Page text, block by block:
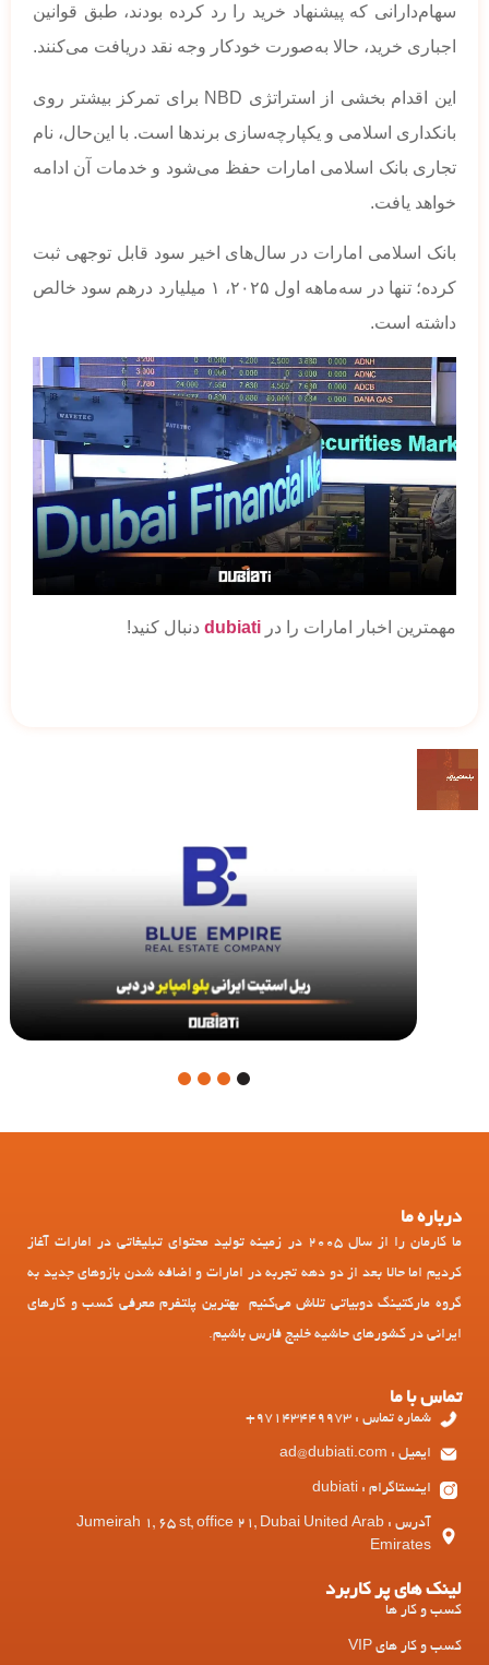
سهام‌دارانی که پیشنهاد خرید را رد کرده بودند، طبق قوانین
اجباری خرید، حالا به‌صورت خودکار وجه نقد دریافت می‌کنند.
این اقدام بخشی از استراتژی NBD برای تمرکز بیشتر روی
بانکداری اسلامی و یکپارچه‌سازی برندها است. با این‌حال، نام
تجاری بانک اسلامی امارات حفظ می‌شود و خدمات آن ادامه
خواهد یافت.
بانک اسلامی امارات در سال‌های اخیر سود قابل توجهی ثبت
کرده؛ تنها در سه‌ماهه اول ۲۰۲۵، ۱ میلیارد درهم سود خالص
داشته است.
مهمترین اخبار امارات را در dubiati دنبال کنید!
1
درباره ما
ما کارمان را از سال 2005 در زمینه تولید محتوای تبلیغاتی در امارات آغاز
کردیم اما حالا بعد از دو دهه تجربه در امارات و اضافه شدن بازوهای جدید به
گروه مارکتینگ دوبیاتی تلاش می‌کنیم بهترین پلتفرم معرفی کسب و کارهای
ایرانی در کشورهای حاشیه خلیج فارس باشیم.
تماس با ما
شماره تماس : 97143449973+
ایمیل : ad@dubiati.com
اینستاگرام : dubiati
آدرس : Jumeirah 1, 65 st, office 21, Dubai United Arab
Emirates
لینک های پر کاربرد
کسب و کار ها
کسب و کار های VIP